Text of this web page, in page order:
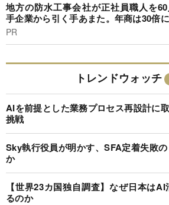
地方の防水工事会社が正社員職人を
手企業から引く手あまた。年商は30倍に
PR
トレンドウォッチ
AIを前提とした業務プロセス再設計に
挑戦
Sky執行役員が明かす、SFA定着失敗
か
【世界23カ国独自調査】なぜ日本は
るのか